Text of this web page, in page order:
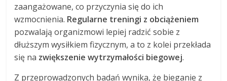
zaangażowane, co przyczynia się do ich
wzmocnienia. Regularne treningi z obciążeniem
pozwalają organizmowi lepiej radzić sobie z
dłuższym wysiłkiem fizycznym, a to z kolei przekłada
się na zwiększenie wytrzymałości biegowej.
Z przeprowadzonych badań wynika, że bieganie z